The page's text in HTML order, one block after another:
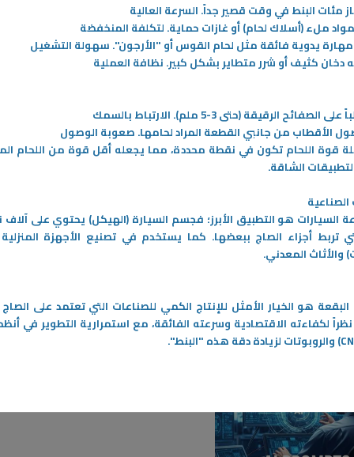
المستعمل - بين المخاطر
من المكوّنات الأساسية
اليومية، لكن بعد
المستعمل».
تطور تقنيات سباكة المعادن بين الماضي
والحاضر وأثرها على جودة المنتج
الصناعي
تشكيل المعادن، وقد شهدت هذه العملية
تطورًا ملحوظًا عبر الزمن
-
مئات البنط في وقت قصير جداً. السرعة العالية
ملء (أسلاك لحام) أو غازات حماية. لتكلفة المنخفضة
يدوية فائقة مثل لحام القوس أو "الأرجون". سهولة التشغيل
دخان كثيف أو شرر متطاير بشكل كبير. نظافة العملية
على الصفائح الرقيقة (حتى 3-5 ملم)
. الارتباط بالسمك
الأقطاب من جانبي القطعة المراد لحامها. صعوبة الوصول
قوة اللحام تكون في نقطة محددة، مما يجعله أقل قوة من اللحام
الشاقة.
السيارات هو التطبيق الأبرز؛ فجسم السيارة (الهيكل) يحتوي على آلاف
تربط أجزاء الصاج ببعضها. كما يستخدم في تصنيع الأجهزة المنزلية
والأثاث المعدني.
هو الخيار الأمثل للإنتاج الكمي للصناعات التي تعتمد على
نظراً لكفاءته الاقتصادية وسرعته الفائقة، مع استمرارية التطوير في